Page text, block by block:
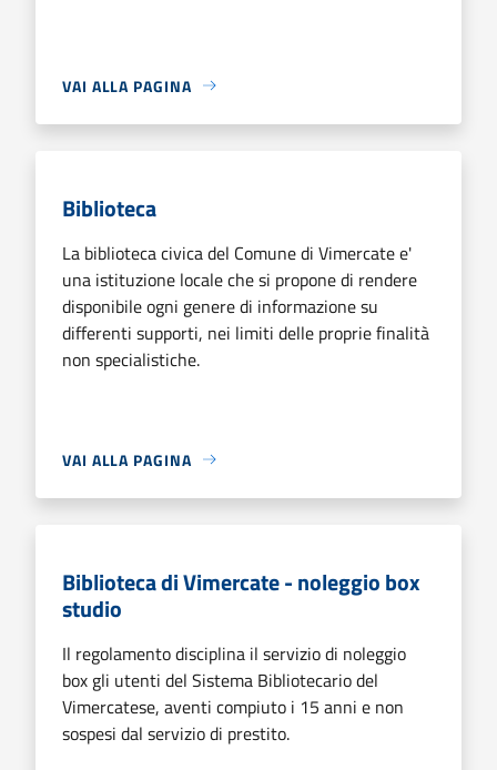
VAI ALLA PAGINA
Biblioteca
La biblioteca civica del Comune di Vimercate e'
una istituzione locale che si propone di rendere
disponibile ogni genere di informazione su
differenti supporti, nei limiti delle proprie finalità
non specialistiche.
VAI ALLA PAGINA
Biblioteca di Vimercate - noleggio box
studio
Il regolamento disciplina il servizio di noleggio
box gli utenti del Sistema Bibliotecario del
Vimercatese, aventi compiuto i 15 anni e non
sospesi dal servizio di prestito.